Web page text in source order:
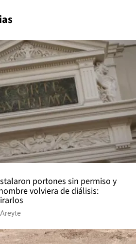
portones sin permiso y
volviera de diálisis: